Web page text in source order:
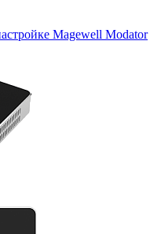
Magewell Modator